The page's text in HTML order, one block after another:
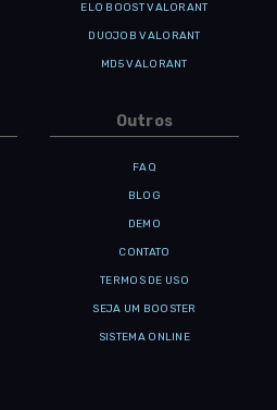
ELO BOOST VALORANT
DUOJOB VALORANT
MD5 VALORANT
Outros
FAQ
BLOG
DEMO
CONTATO
TERMOS DE USO
SEJA UM BOOSTER
SISTEMA ONLINE